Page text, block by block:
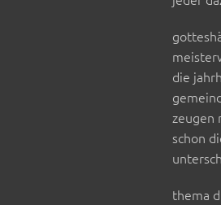
die
zeugen
schon
thema